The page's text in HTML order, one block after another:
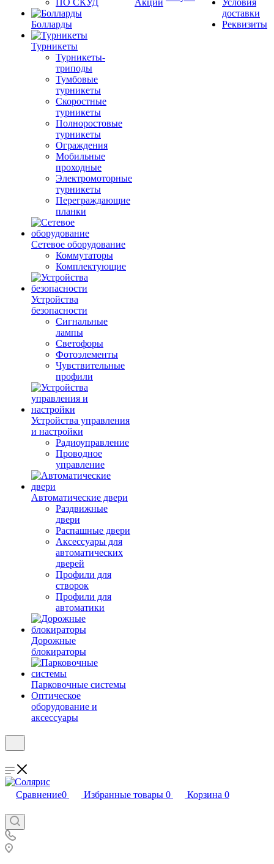
ПО СКУД
Болларды
Турникеты
Турникеты-
триподы
Тумбовые
турникеты
Скоростные
турникеты
Полноростовые
турникеты
Ограждения
Мобильные
проходные
Электромоторные
турникеты
Переграждающие
планки
Сетевое оборудование
Коммутаторы
Комплектующие
Устройства
безопасности
Сигнальные
лампы
Светофоры
Фотоэлементы
Чувствительные
профили
Устройства управления
и настройки
Радиоуправление
Проводное
управление
Автоматические двери
Раздвижные
двери
Распашные двери
Аксессуары для
автоматических
дверей
Профили для
створок
Профили для
автоматики
Дорожные
блокираторы
Парковочные системы
Оптическое
оборудование и
аксессуары
Акции
Условия
доставки
Реквизиты
Сравнение0 Избранные товары 0 Корзина 0